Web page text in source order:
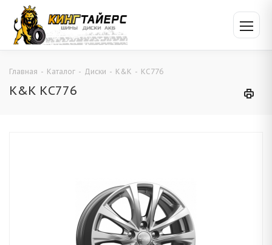
Главная - Каталог - Диски - K&K - КС776
K&K КС776